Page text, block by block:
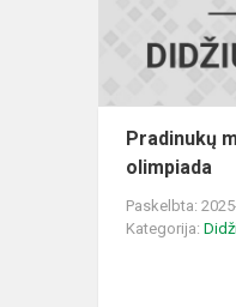
Pradinukų
olimpiada
Paskelbta:
Kategorija: